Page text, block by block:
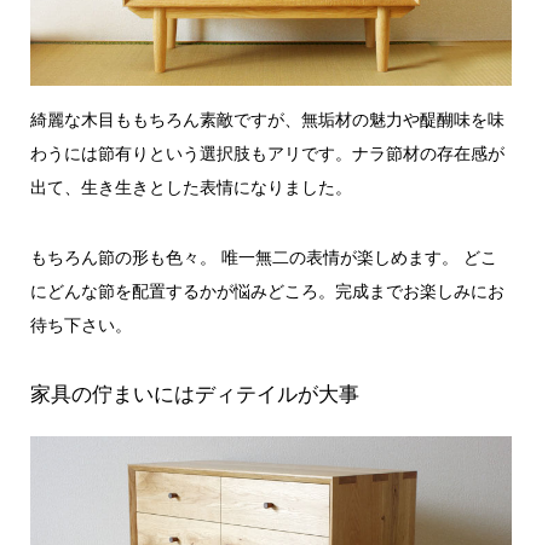
綺麗な木目ももちろん素敵ですが、無垢材の魅力や醍醐味を味
わうには節有りという選択肢もアリです。ナラ節材の存在感が
出て、生き生きとした表情になりました。
もちろん節の形も色々。 唯一無二の表情が楽しめます。 どこ
にどんな節を配置するかが悩みどころ。完成までお楽しみにお
待ち下さい。
家具の佇まいにはディテイルが大事